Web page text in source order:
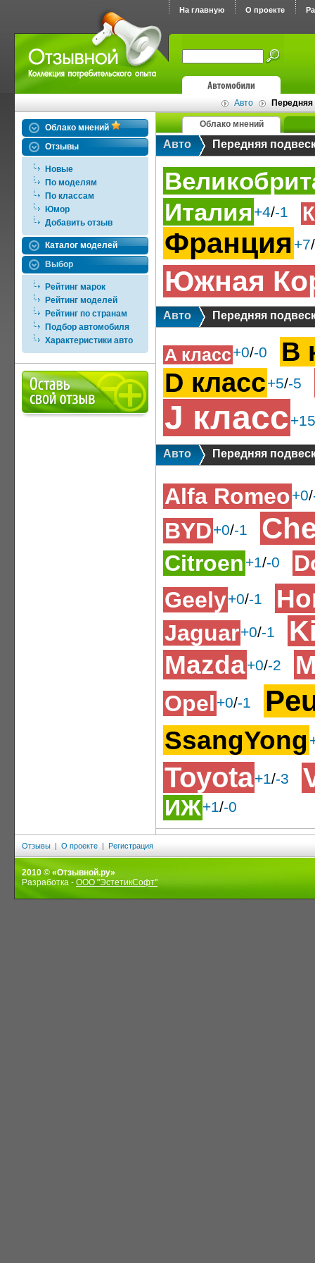
На главную О проекте
Авто
Облако мнений
Отзывы
Новые
По моделям
По классам
Юмор
Добавить отзыв
Каталог моделей
Выбор
Рейтинг марок
Рейтинг моделей
Рейтинг по странам
Подбор автомобиля
Характеристики авто
Облако мнений
Авто Передняя
Италия +4/-1
Франция +7/
Южная
Авто Передняя
A класс+0/-0
B
D класс+5/-5
J класс+15
Авто Передняя
Alfa Romeo+0/
BYD+0/-1
Citroen +1/-0
Geely+0/-1
Jaguar+0/-1
Mazda+0/-2
Opel +0/-1
SsangYong
Toyota+1/-3
ИЖ+1/-0
Отзывы | О проекте | Регистрация
2010 © «Отзывной.ру»
Разработка - ООО "ЭстетикСофт"